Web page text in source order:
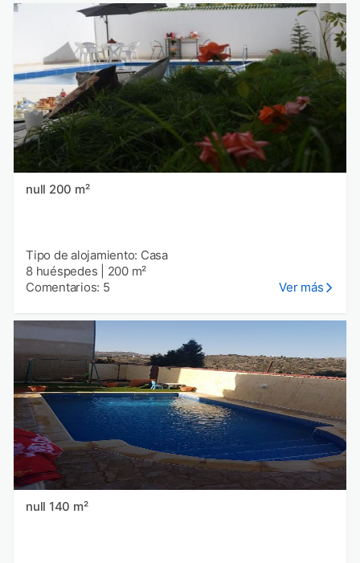
null 200 m²
Tipo de alojamiento: Casa
8 huéspedes
200 m²
Comentarios: 5
Ver más
null 140 m²